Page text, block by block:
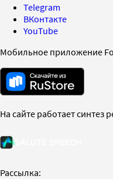
Telegram
ВКонтакте
YouTube
Мобильное приложение
На сайте работает синтез
Рассылка: